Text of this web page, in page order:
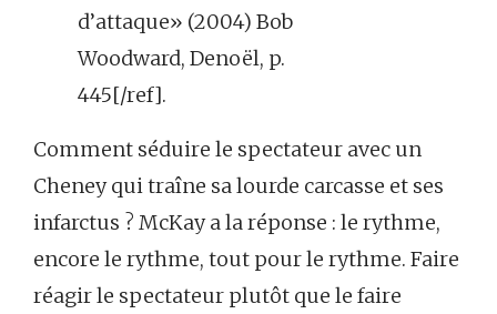
d’attaque» (2004) Bob
Woodward, Denoël, p.
445[/ref].
Comment séduire le spectateur avec un
Cheney qui traîne sa lourde carcasse et ses
infarctus ? McKay a la réponse : le rythme,
encore le rythme, tout pour le rythme. Faire
réagir le spectateur plutôt que le faire